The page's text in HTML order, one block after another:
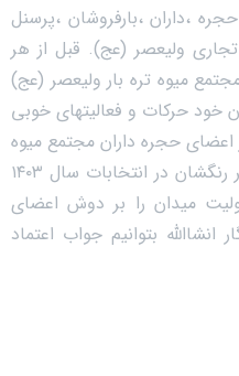
،داران ،بارفروشان ،پرسنل
تجاری ولیعصر (عج). قبل از هر
میوه تره بار ولیعصر (عج)
خود حرکات و فعالیتهای خوبی
اعضای حجره داران مجتمع میوه
تره بار ولیعصر (عج) که با حضور پر رنگشان در انتخابات سال ۱۴۰۳
میدان را بر دوش اعضای
انشاالله بتوانیم جواب اعتماد